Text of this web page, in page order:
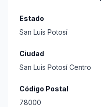
Estado
San Luis Potosí
Ciudad
San Luis Potosí Centro
Código Postal
78000